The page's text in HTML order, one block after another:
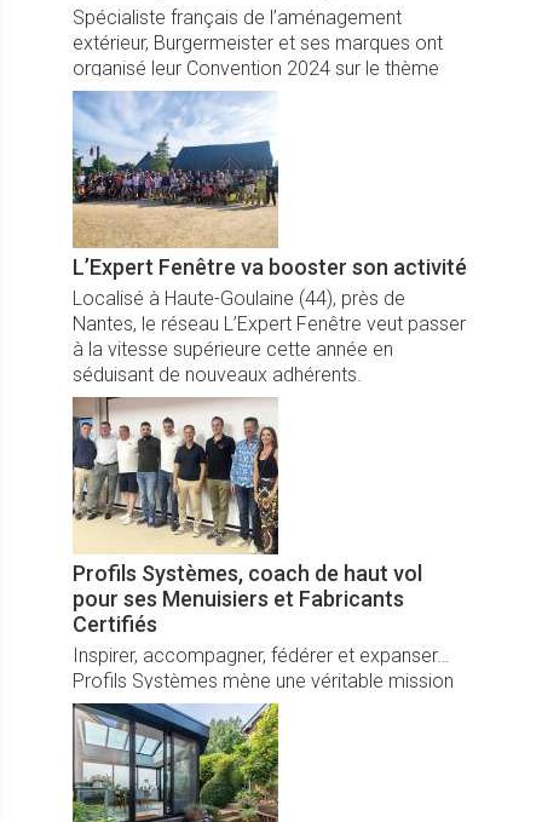
Spécialiste français de l’aménagement
extérieur, Burgermeister et ses marques ont
organisé leur Convention 2024 sur le thème
"Construisons l’avenir".
L’Expert Fenêtre va booster son activité
Localisé à Haute-Goulaine (44), près de
Nantes, le réseau L’Expert Fenêtre veut passer
à la vitesse supérieure cette année en
séduisant de nouveaux adhérents.
Profils Systèmes, coach de haut vol
pour ses Menuisiers et Fabricants
Certifiés
Inspirer, accompagner, fédérer et expanser…
Profils Systèmes mène une véritable mission
de coach auprès de son réseau Menuisiers et
Fabricants Certifiés Profils Systèmes.